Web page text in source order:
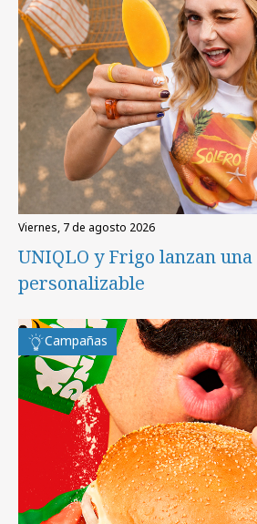
viernes, 7 de agosto 2026
UNIQLO y Frigo lanzan
personalizable
Campañas